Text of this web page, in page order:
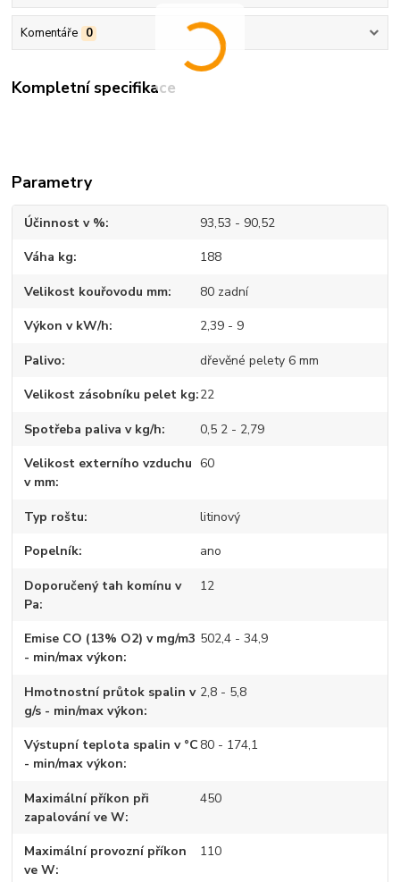
Komentáře 0
Kompletní specifikace
Parametry
Účinnost v % 93,53 - 90,52
Váha kg 188
Velikost kouřovodu mm 80 zadní
Výkon v kW/h 2,39 - 9
Palivo dřevěné pelety 6 mm
Velikost zásobníku pelet kg 22
Spotřeba paliva v kg/h 0,5 2 - 2,79
Velikost externího vzduchu
v mm
60
Typ roštu litinový
Popelník ano
Doporučený tah komínu v
Pa
12
Emise CO (13% O2) v mg/m3
- min/max výkon
502,4 - 34,9
Hmotnostní průtok spalin v
g/s - min/max výkon
2,8 - 5,8
Výstupní teplota spalin v °C
- min/max výkon
80 - 174,1
Maximální příkon při
zapalování ve W
450
Maximální provozní příkon
ve W
110